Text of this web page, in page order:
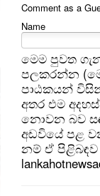
Comment as a
Name
මෙම පුවත
පලකරන්න
පාඨකයන්
අතර එම
නොවන බව
අඩවියේ පළ
නම් ඒ පිළිබඳව